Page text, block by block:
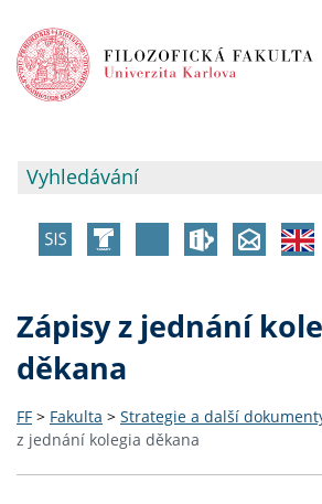
Zápisy z jednání
děkana
FF > Fakulta > Strategie a další
z jednání kolegia děkana